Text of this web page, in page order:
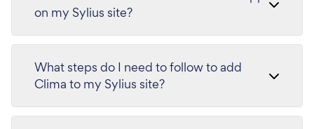
on my Sylius site?
What steps do I need to follow to add
Clima to my Sylius site?